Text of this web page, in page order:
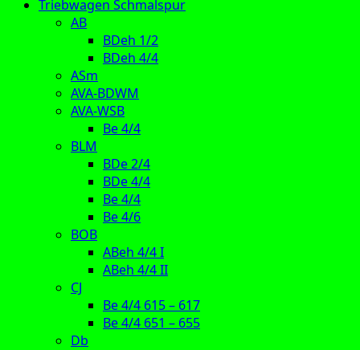
Triebwagen Schmalspur
AB
BDeh 1/2
BDeh 4/4
ASm
AVA-BDWM
AVA-WSB
Be 4/4
BLM
BDe 2/4
BDe 4/4
Be 4/4
Be 4/6
BOB
ABeh 4/4 I
ABeh 4/4 II
CJ
Be 4/4 615 – 617
Be 4/4 651 – 655
Db